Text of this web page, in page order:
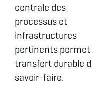
centrale des
processus et
infrastructures
pertinents permet
transfert durable
savoir-faire.